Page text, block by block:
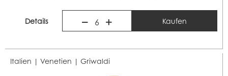
Details 6 Kaufen
Italien | Venetien |Griwaldi